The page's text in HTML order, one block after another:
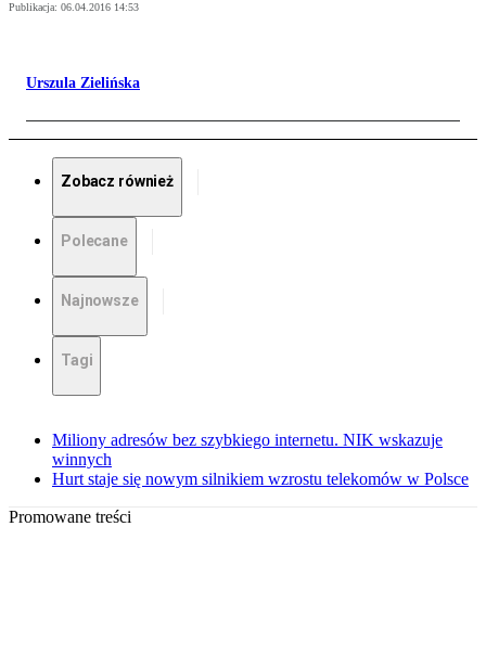
Publikacja: 06.04.2016 14:53
Urszula Zielińska
Zobacz również
Polecane
Najnowsze
Tagi
Miliony adresów bez szybkiego internetu. NIK wskazuje
winnych
Hurt staje się nowym silnikiem wzrostu telekomów w Polsce
Promowane treści